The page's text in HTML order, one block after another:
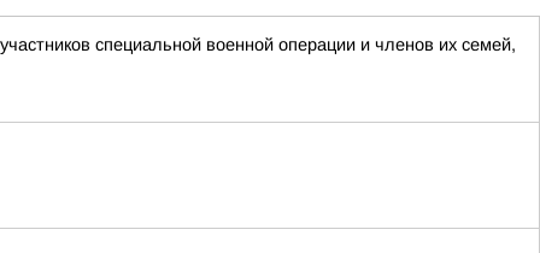
специальной военной операции и членов их семей,